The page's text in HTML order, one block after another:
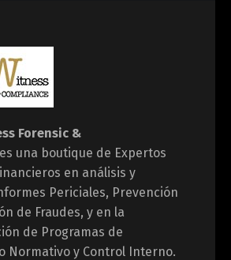
Forensic &
es una boutique de Expertos
en análisis y
Periciales, Prevención
de Fraudes, y en la
de Programas de
Normativo y Control Interno.